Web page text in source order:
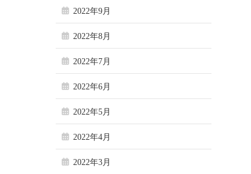
2022年9月
2022年8月
2022年7月
2022年6月
2022年5月
2022年4月
2022年3月